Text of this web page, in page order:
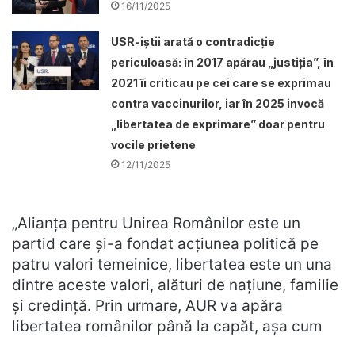
16/11/2025
USR-iștii arată o contradicție
periculoasă: în 2017 apărau „justiția”, în
2021 îi criticau pe cei care se exprimau
contra vaccinurilor, iar în 2025 invocă
„libertatea de exprimare” doar pentru
vocile prietene
12/11/2025
„Alianța pentru Unirea Românilor este un
partid care și-a fondat acțiunea politică pe
patru valori temeinice, libertatea este un una
dintre aceste valori, alături de națiune, familie
și credință. Prin urmare, AUR va apăra
libertatea românilor până la capăt, așa cum